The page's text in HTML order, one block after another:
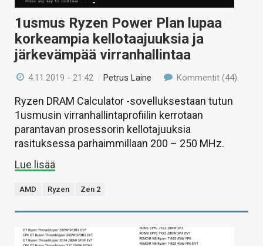
1usmus Ryzen Power Plan lupaa
korkeampia kellotaajuuksia ja
järkevämpää virranhallintaa
4.11.2019 - 21:42 /Petrus Laine Kommentit (44)
Ryzen DRAM Calculator -sovelluksestaan tutun
1usmusin virranhallintaprofiilin kerrotaan
parantavan prosessorin kellotajuuksia
rasituksessa parhaimmillaan 200 – 250 MHz.
Lue lisää
AMD Ryzen Zen 2